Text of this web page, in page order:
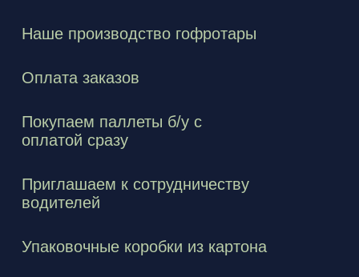
Наше производство гофротары
Оплата заказов
Покупаем паллеты б/у с
оплатой сразу
Приглашаем к сотрудничеству
водителей
Упаковочные коробки из картона